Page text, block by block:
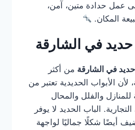
عمل حدادة متين، آمن،
المكان.
حديد في الشارقة
في الشارقة من أكثر
لأن الأبواب الحديدية تعتبر من
للمنازل والفلل والمحال
الباب الحديد لا يوفر
أيضًا شكلًا جماليًا لواجهة